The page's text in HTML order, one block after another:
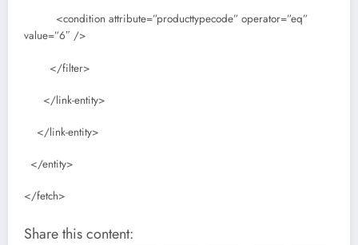
<condition attribute=”producttypecode” operator=”eq”
value=”6″ />
</filter>
</link-entity>
</link-entity>
</entity>
</fetch>
Share this content: